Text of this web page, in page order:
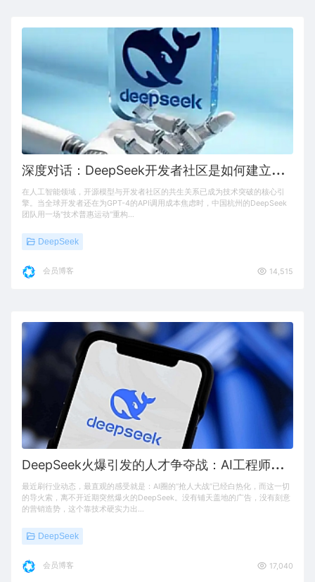
深
度对话：DeepSeek开发者社区是如何建立起来的
在人工智能领域，开源模型与开发者社区的共生关系已成为技术突破的核心引
擎。当全球开发者还在为GPT-4的API调用成本焦虑时，中国杭州的DeepSeek
团队用一场"技术普惠运动"重构…
DeepSeek
会员博客 14,515
D
eepSeek火爆引发的人才争夺战：AI工程师薪资再创新高
最近刷行业动态，最直观的感受就是：AI圈的“抢人大战”已经白热化，而这一切
的导火索，离不开近期突然爆火的DeepSeek。没有铺天盖地的广告，没有刻意
的营销造势，这个靠技术硬实力出…
DeepSeek
会员博客 17,040